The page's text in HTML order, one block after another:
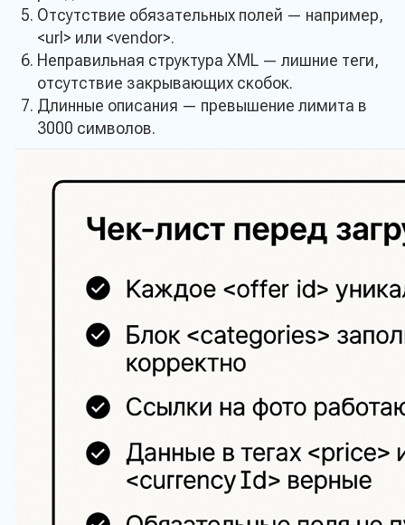
Отсутствие обязательных полей — например,
<url> или <vendor>.
Неправильная структура XML — лишние теги,
отсутствие закрывающих скобок.
Длинные описания — превышение лимита в
3000 символов.